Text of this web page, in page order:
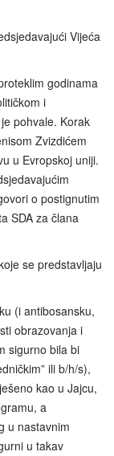
Vijeća
godinama
i
pohvale. Korak
Zvizdićem
u Evropskoj uniji.
o postignutim
SDA za člana
se predstavljaju
(i antibosansku,
obrazovanja i
sigurno bila bi
ili b/h/s),
kao u Jajcu,
a
u nastavnim
u takav